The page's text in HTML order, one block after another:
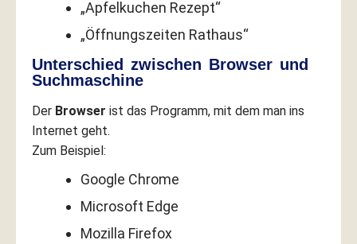
„Apfelkuchen Rezept“
„Öffnungszeiten Rathaus“
Unterschied zwischen Browser und
Suchmaschine
Der Browser ist das Programm, mit dem man ins
Internet geht.
Zum Beispiel:
Google Chrome
Microsoft Edge
Mozilla Firefox